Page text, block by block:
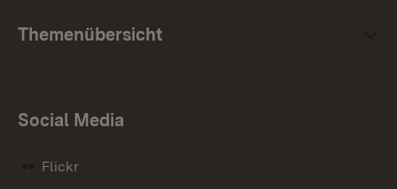
Themenübersicht
Social Media
Flickr